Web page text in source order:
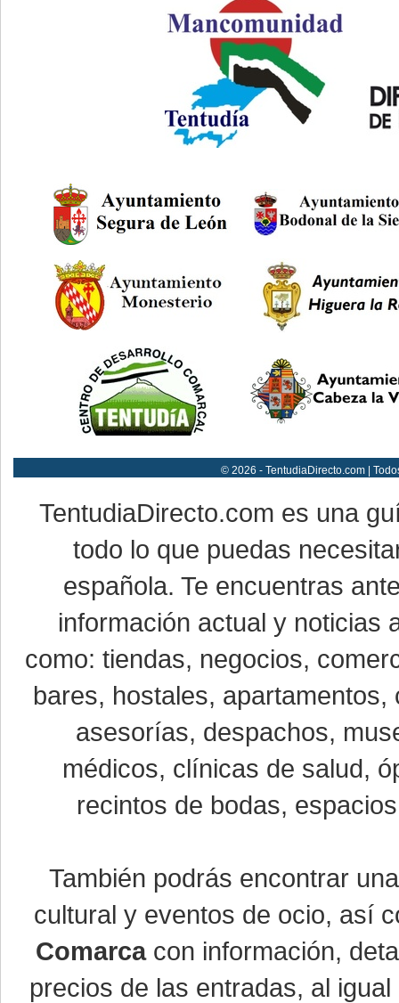
© 2026 - TentudiaDirecto.com |
TentudiaDirecto.com es una
todo lo que puedas
española. Te encuentras
información actual y noticias
como: tiendas, negocios,
bares, hostales,
asesorías, despachos,
médicos, clínicas de salud,
recintos de bodas,
También podrás encontrar
cultural y eventos de ocio, así
Comarcacon información,
precios de las entradas, al